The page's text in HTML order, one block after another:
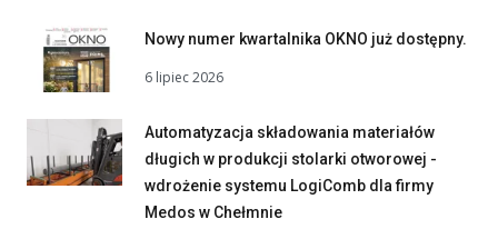
Nowy numer kwartalnika OKNO już dostępny.
6 lipiec 2026
Automatyzacja składowania materiałów
długich w produkcji stolarki otworowej -
wdrożenie systemu LogiComb dla firmy
Medos w Chełmnie